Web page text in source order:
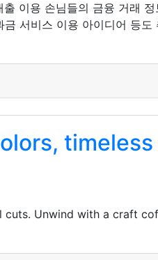
이용 손님들의 금융 거래
서비스 이용 아이디어 등도
Unwind with a craft